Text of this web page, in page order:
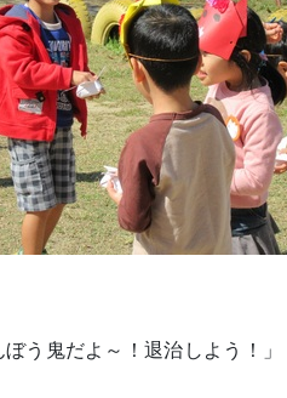
う鬼だよ～！退治しよう！」